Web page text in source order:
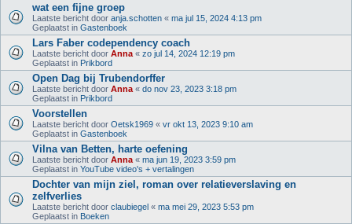
wat een fijne groep
Laatste bericht door anja.schotten « ma jul 15, 2024 4:13 pm
Geplaatst in Gastenboek
Lars Faber codependency coach
Laatste bericht door Anna « zo jul 14, 2024 12:19 pm
Geplaatst in Prikbord
Open Dag bij Trubendorffer
Laatste bericht door Anna « do nov 23, 2023 3:18 pm
Geplaatst in Prikbord
Voorstellen
Laatste bericht door Oetsk1969 « vr okt 13, 2023 9:10 am
Geplaatst in Gastenboek
Vilna van Betten, harte oefening
Laatste bericht door Anna « ma jun 19, 2023 3:59 pm
Geplaatst in YouTube video's + vertalingen
Dochter van mijn ziel, roman over relatieverslaving en
zelfverlies
Laatste bericht door claubiegel « ma mei 29, 2023 5:53 pm
Geplaatst in Boeken